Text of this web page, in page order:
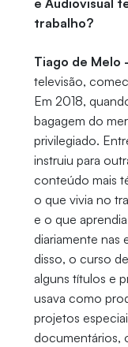
e Audiovisual
trabalho?
Tiago de Melo -
televisão,
Em 2018,
bagagem do
privilegiado.
instruiu para
conteúdo mais
o que vivia no
e o que
diariamente nas
disso, o curso
alguns títulos e
usava como
projetos
documentários,